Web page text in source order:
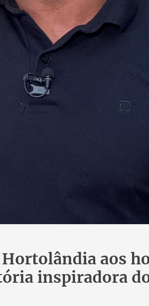
aos
inspiradora